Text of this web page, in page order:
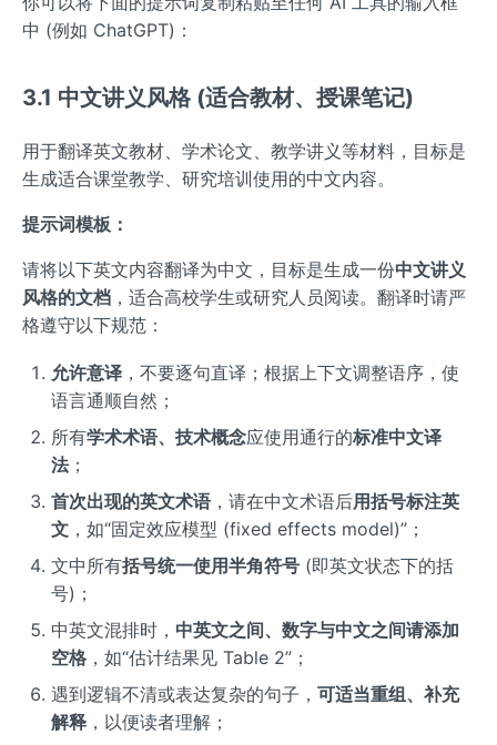
中 (例如 ChatGPT)：
3.1 中文讲义风格 (适合教材、授课笔记)
用于翻译英文教材、学术论文、教学讲义等材料，目标是
生成适合课堂教学、研究培训使用的中文内容。
提示词模板：
请将以下英文内容翻译为中文，目标是生成一份中文讲义
风格的文档 ，适合高校学生或研究人员阅读。翻译时请严
格遵守以下规范：
允许意译，不要逐句直译；根据上下文调整语序，使
语言通顺自然；
所有学术术语、技术概念应使用通行的标准中文译
法；
首次出现的英文术语，请在中文术语后用括号标注英
文，如“固定效应模型 (fixed effects model)”；
文中所有括号统一使用半角符号(即英文状态下的括
号)；
中英文混排时， 中英文之间、数字与中文之间请添加
空格，如“估计结果见 Table 2”；
遇到逻辑不清或表达复杂的句子， 可适当重组、补充
解释，以便读者理解；